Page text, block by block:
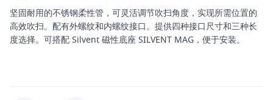
坚固耐用的不锈钢柔性管，可灵活调节吹扫角度，实现所需位置的
高效吹扫。配有外螺纹和内螺纹接口。提供四种接口尺寸和三种长
度选择。可搭配 Silvent 磁性底座 SILVENT MAG，便于安装。